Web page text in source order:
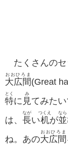
たくさんのセ
大広間
おおひろま
(Great
特
とく
に 見
み
てみた
は、 長
なが
い机
つくえ
が並
なら
ね。あの大広間
おおひろま